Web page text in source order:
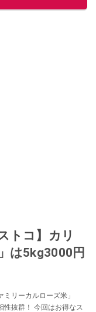
トコ】カリ
は5kg3000円
リーカルローズ米」
性抜群！ 今回はお得なス